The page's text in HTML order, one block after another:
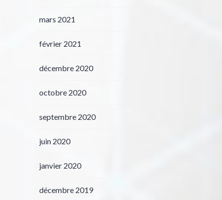
mars 2021
février 2021
décembre 2020
octobre 2020
septembre 2020
juin 2020
janvier 2020
décembre 2019